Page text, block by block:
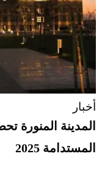
أخبار
المدينة المنورة
المستدامة 2025